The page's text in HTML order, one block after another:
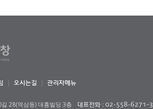
오시는길 관리자메뉴
28(역삼동) 대흥빌딩 3층 대표전화 : 02-558-6271~3